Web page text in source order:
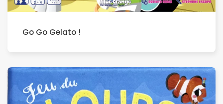
Go Go Gelato !